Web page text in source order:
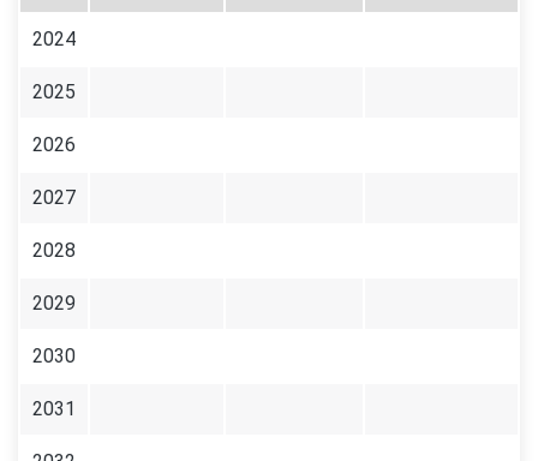
2024
2025
2026
2027
2028
2029
2030
2031